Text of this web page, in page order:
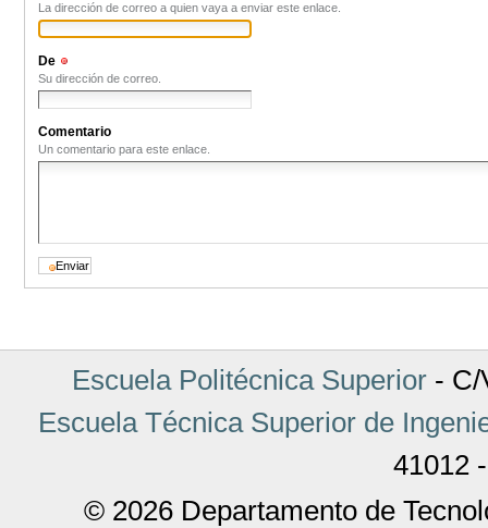
La dirección de correo a quien vaya a enviar este enlace.
De
Su dirección de correo.
Comentario
Un comentario para este enlace.
Escuela Politécnica Superior- C/
Escuela Técnica Superior de
41012
© 2026 Departamento de